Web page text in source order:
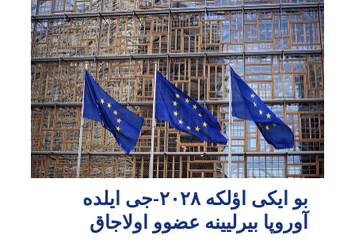
بو ایکی اؤلکه ۲۰۲۸-جی ایلده
آوروپا بیرلیینه عضوو اولاجاق